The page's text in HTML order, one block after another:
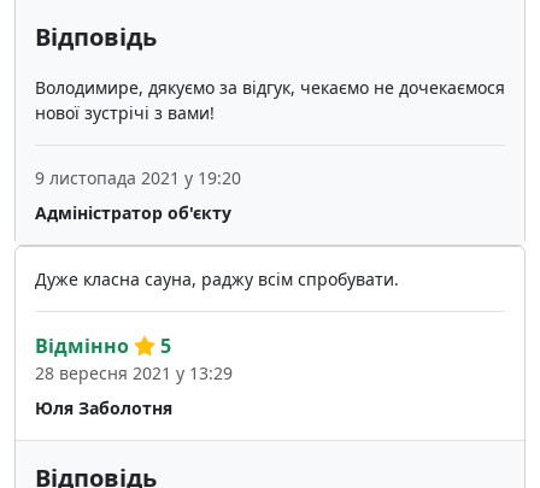
Відповідь
Володимире, дякуємо за відгук, чекаємо не дочекаємося
нової зустрічі з вами!
Адміністратор об'єкту
9 листопада 2021 у 19:20
Дуже класна сауна, раджу всім спробувати.
Юля Заболотня
Відмінно 5
28 вересня 2021 у 13:29
Відповідь